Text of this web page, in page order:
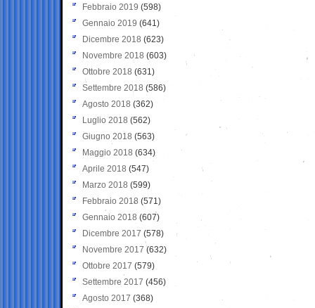
Febbraio 2019 (598)
Gennaio 2019 (641)
Dicembre 2018 (623)
Novembre 2018 (603)
Ottobre 2018 (631)
Settembre 2018 (586)
Agosto 2018 (362)
Luglio 2018 (562)
Giugno 2018 (563)
Maggio 2018 (634)
Aprile 2018 (547)
Marzo 2018 (599)
Febbraio 2018 (571)
Gennaio 2018 (607)
Dicembre 2017 (578)
Novembre 2017 (632)
Ottobre 2017 (579)
Settembre 2017 (456)
Agosto 2017 (368)